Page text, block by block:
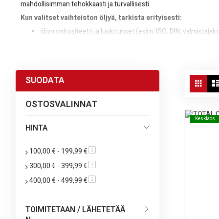
mahdollisimman tehokkaasti ja turvallisesti.
Kun valitset vaihteiston öljyä, tarkista erityisesti:
öljyn viskositeetti ja luokitukset (esim. ISO, DIN,
Tarvittaessa vertaile eri tuotteiden ominaisuuksia ja
voimansiirtokomponenttien käyttöikää.
View
as
Kesklaos
Kesklaos
SUODATA
OSTOSVALINNAT
HINTA
100,00 € - 199,99 € 1
300,00 € -399,99 € 1
400,00 € -499,99 € 1
TOIMITETAAN / LÄHETETÄÄ